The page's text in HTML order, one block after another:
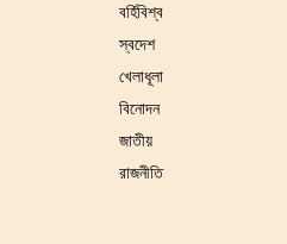
বর্হিবিশ্ব
স্বদেশ
খেলাধূলা
বিনোদন
জাতীয়
রাজনীতি